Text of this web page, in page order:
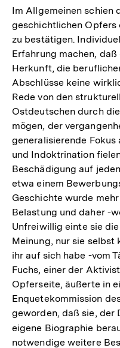
Im Allgemeinen schien
geschichtlichen Opfers
zu bestätigen.
Erfahrung machen,
Herkunft, die
Abschlüsse keine
Rede von den
Ostdeutschen durch
mögen, der
generalisierende Fokus
und Indoktrination
Beschädigung auf
etwa einem
Geschichte wurde
Belastung und daher -
Unfreiwillig einte sie
Meinung, nur sie selbst
ihr auf sich habe -vom
Fuchs, einer der
Opferseite, äußerte in
Enquetekommission
geworden, daß sie, der
eigene Biographie
notwendige weitere